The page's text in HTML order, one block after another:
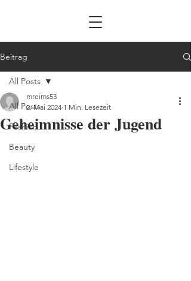
Beitrag
All Posts
Fashion
Beauty
Lifestyle
All Posts
Geheimnisse der Jugend
mreims53
2. Mai 2024 1 Min. Lesezeit